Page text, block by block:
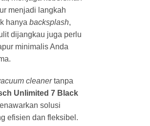
menjadi langkah
hanya backsplash,
dijangkau juga perlu
minimalis Anda
cleanertanpa
Unlimited 7 Black
solusi
efisien dan fleksibel.